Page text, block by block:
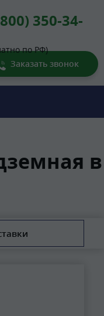
350-34-
по РФ)
Заказать звонок
в